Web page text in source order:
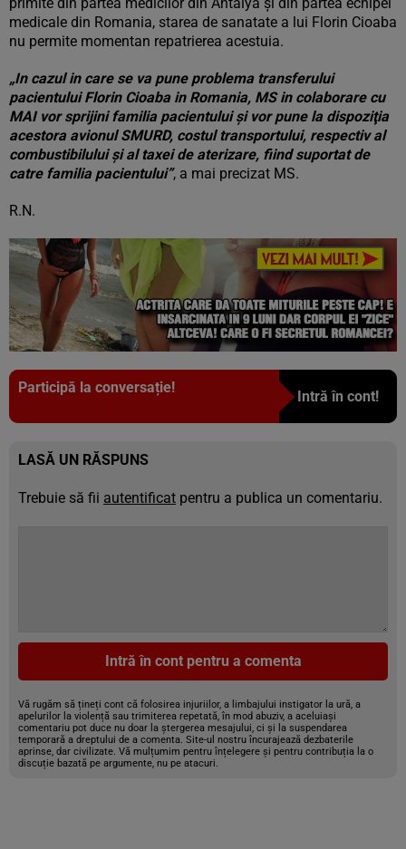
medicale din Romania, starea de sanatate a lui Florin Cioaba
nu permite momentan repatrierea acestuia.
„In cazul in care se va pune problema transferului
pacientului Florin Cioaba in Romania, MS in colaborare cu
MAI vor sprijini familia pacientului şi vor pune la dispoziţia
acestora avionul SMURD, costul transportului, respectiv al
combustibilului şi al taxei de aterizare, fiind suportat de
catre familia pacientului”, a mai precizat MS.
R.N.
Participă la conversație!
Intră în cont!
LASĂ UN RĂSPUNS
Trebuie să fii autentificat pentru a publica un comentariu.
Intră în cont pentru a comenta
Vă rugăm să țineți cont că folosirea injuriilor, a limbajului instigator la ură, a
apelurilor la violență sau trimiterea repetată, în mod abuziv, a aceluiași
comentariu pot duce nu doar la ștergerea mesajului, ci și la suspendarea
temporară a dreptului de a comenta. Site-ul nostru încurajează dezbaterile
aprinse, dar civilizate. Vă mulțumim pentru înțelegere și pentru contribuția la o
discuție bazată pe argumente, nu pe atacuri.